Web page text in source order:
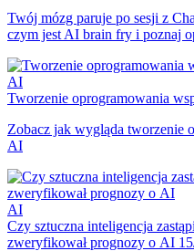
Twój mózg paruje po sesji z
czym jest AI brain fry i poznaj
AI
Tworzenie oprogramowania
Zobacz jak wygląda tworzenie
AI
AI
Czy sztuczna inteligencja
zweryfikował prognozy o AI